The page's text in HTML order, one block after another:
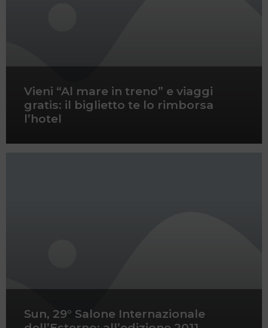
Vieni “Al mare in treno” e viaggi
gratis: il biglietto te lo rimborsa
l’hotel
Sun, 29° Salone Internazionale